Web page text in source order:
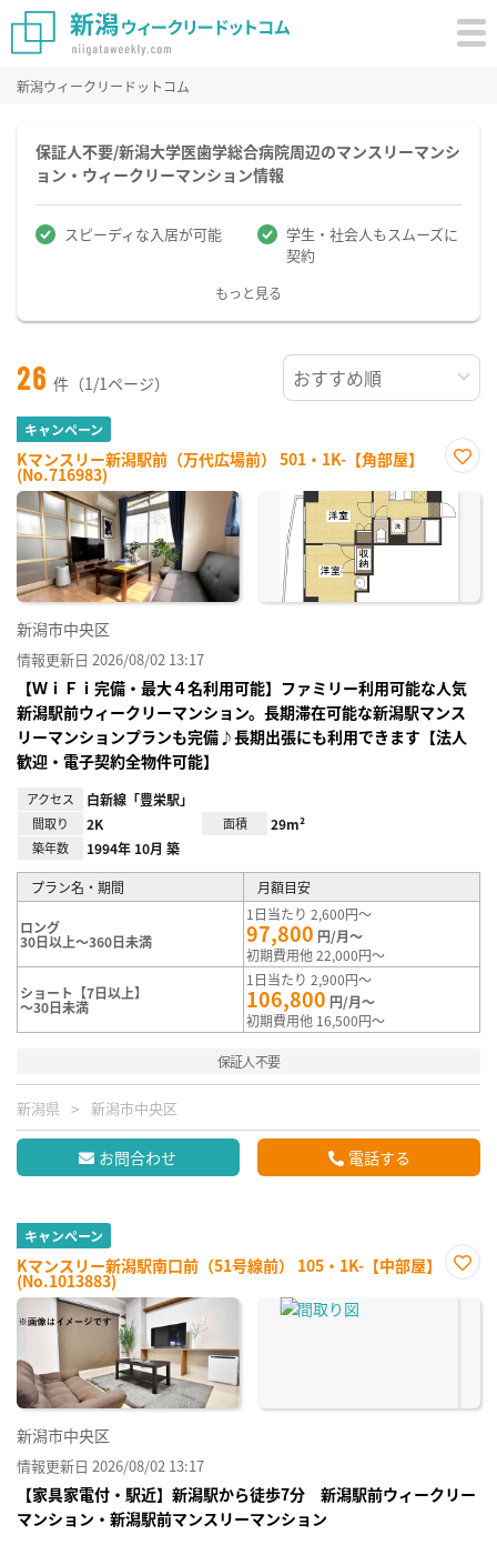
新潟ウィークリードットコム
保証人不要/新潟大学医歯学総合病院周辺のマンスリーマンシ
ョン・ウィークリーマンション情報
スピーディな入居が可能
学生・社会人もスムーズに
契約
もっと見る
26 件（1/1ページ）
キャンペーン
Kマンスリー新潟駅前（万代広場前） 501・1K-【角部屋】
(No.716983)
に入
り登
新潟市中央区
情報更新日 2026/08/02 13:17
【ＷｉＦｉ完備・最大４名利用可能】ファミリー利用可能な人気
新潟駅前ウィークリーマンション。長期滞在可能な新潟駅マンス
リーマンションプランも完備♪長期出張にも利用できます【法人
歓迎・電子契約全物件可能】
アクセス 白新線「豊栄駅」
間取り 2K 面積 29m²
築年数 1994年 10月 築
プラン名・期間 月額目安
ロング
30日以上～360日未満
1日当たり 2,600円～
97,800 円/月～
初期費用他 22,000円～
ショート【7日以上】
～30日未満
1日当たり 2,900円～
106,800 円/月～
初期費用他 16,500円～
保証人不要
新潟県 新潟市中央区
お問合わせ 電話する
キャンペーン
Kマンスリー新潟駅南口前（51号線前） 105・1K-【中部屋】
(No.1013883)
に入
新潟市中央区
情報更新日 2026/08/02 13:17
【家具家電付・駅近】新潟駅から徒歩7分 新潟駅前ウィークリー
マンション・新潟駅前マンスリーマンション